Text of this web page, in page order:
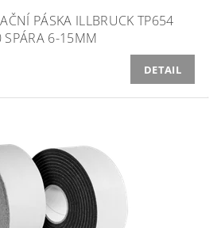
PÁSKA ILLBRUCK TP654
SPÁRA 6-15MM
DETAIL